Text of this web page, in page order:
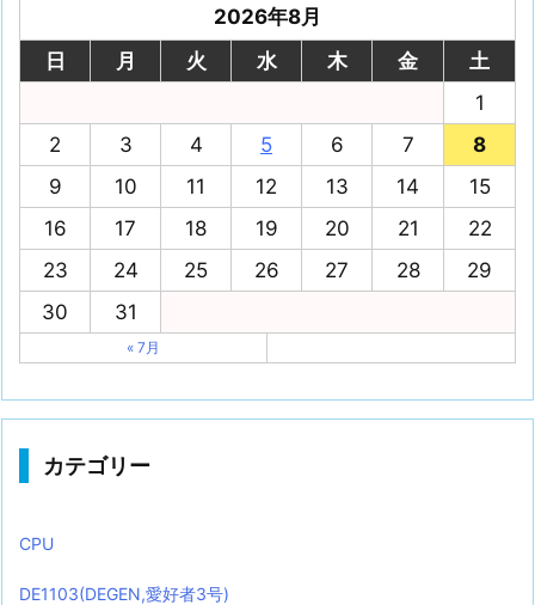
2026年8月
日
月 火 水 木 金
土
1
2
3 4 5 6 7
8
9
10 11 12 13 14
15
16
17 18 19 20 21
22
23
24 25 26 27 28
29
30
31
« 7月
カテゴリー
CPU
DE1103(DEGEN,愛好者3号)